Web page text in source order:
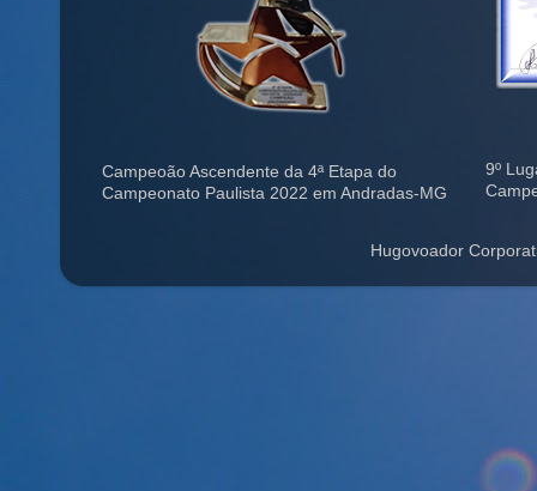
Campeoão Ascendente da 4ª Etapa do
Campeonato Paulista 2022 em Andradas-MG
9º
Hugovoador